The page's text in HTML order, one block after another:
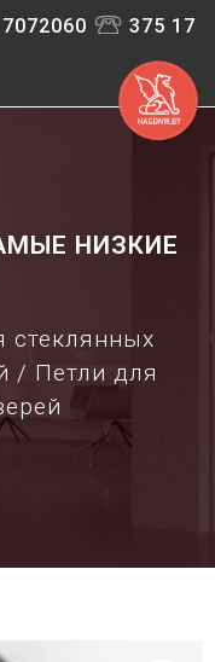
375 17
НИЗКИЕ
стеклянных
/ Петли для